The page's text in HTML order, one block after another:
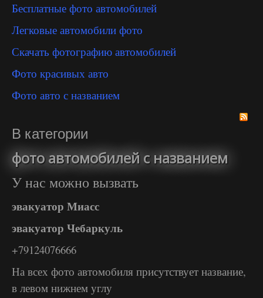
Бесплатные фото автомобилей
Легковые автомобили фото
Скачать фотографию автомобилей
Фото красивых авто
Фото авто с названием
В категории
фото автомобилей с названием
У нас можно вызвать
эвакуатор Миасс
эвакуатор Чебаркуль
+79124076666
На всех фото автомобиля присутствует название,
в левом нижнем углу